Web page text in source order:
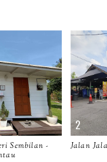
Sembilan -
Jalan